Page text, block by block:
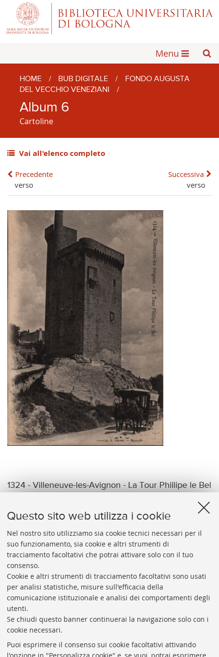
Questo sito web utilizza i cookie
Nel nostro sito utilizziamo sia cookie tecnici necessari per il
suo funzionamento, sia cookie e altri strumenti di
tracciamento facoltativi che potrai attivare solo con il tuo
consenso.
Cookie e altri strumenti di tracciamento facoltativi sono usati
per analisi statistiche, misure sull'efficacia della
comunicazione istituzionale e analisi dei comportamenti degli
utenti.
Se chiudi questo banner continuerai la navigazione solo con i
cookie necessari.
Puoi esprimere il consenso sui cookie facoltativi attivando
Menu
HOME / BUB DIGITALE /
FONDO AUGUSTA
DEL VECCHIO VENEZIANI
/
Album 6
Cartoline
Vai all'elenco completo
Precedente
verso
Successiva
verso
1324 - Villeneuve-les-Avignon - La Tour Phillipe le Bel
UNIVERSITARIA
Presidente: prof. Francesco Citti
Coordinatrice gestionale: Maria Pia Torricelli
Responsabile Amministrativo: Luigia Di Pumpo
Via Zamboni, 33/35 - 40126 Bologna (BO)
Tel. +39 051 2088306 - Fax +39 051 2088385
bub.info@unibo.it